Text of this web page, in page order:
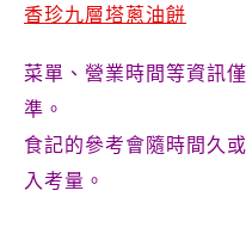
香珍九層塔蔥油餅
菜單、營業時間等資訊
準。
食記的參考會隨時間久
入考量。